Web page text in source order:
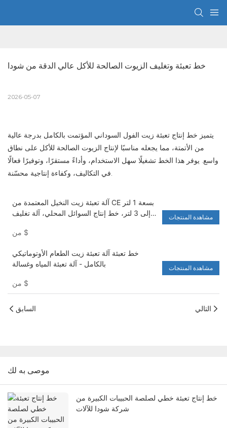
خط تعبئة وتغليف الزيوت الصالحة للأكل عالي الدقة من شودا
2026-05-07
يتميز خط إنتاج تعبئة زيت الفول السوداني المؤتمت بالكامل بدرجة عالية
من الأتمتة، مما يجعله مناسبًا لإنتاج الزيوت الصالحة للأكل على نطاق
واسع. يوفر هذا الخط تشغيلًا سهل الاستخدام، وأداءً مستقرًا، وتوفيرًا فعالًا
في التكاليف، وكفاءة إنتاجية محسّنة.
آلة تعبئة زيت النخيل المعتمدة من CE بسعة 1 لتر
إلى 3 لتر، خط إنتاج السوائل المحلي، آلة تغليف
$
مشاهدة المنتجات
خط تعبئة آلة تعبئة زيت الطعام الأوتوماتيكي
بالكامل - آلة تعبئة المياه وغسالة
$
مشاهدة المنتجات
السابق التالي
موصى به لك
خط إنتاج تعبئة خطي لصلصة الحبيبات الكبيرة من
شركة شودا للآلات